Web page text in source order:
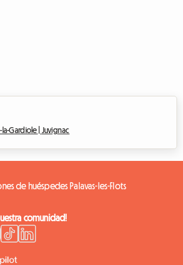
la-Gardiole | Juvignac
de huéspedes Palavas-les-Flots
comunidad!